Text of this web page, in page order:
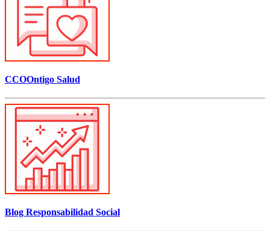
CCOOntigo Salud
Blog Responsabilidad Social